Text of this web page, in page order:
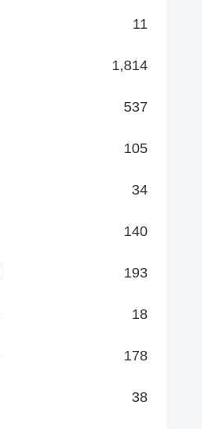
11
1,814
537
105
34
140
193
18
178
38